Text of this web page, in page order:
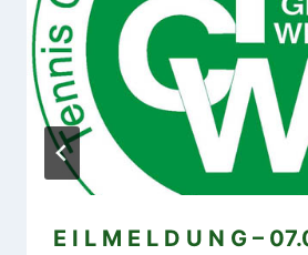
E I L M E L D U N G –